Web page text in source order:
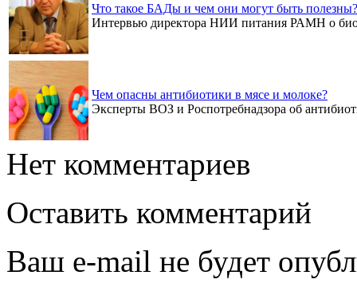
Что такое БАДы и чем они могут быть полезны?
Интервью директора НИИ питания РАМН о
Чем опасны антибиотики в мясе и молоке?
Эксперты ВОЗ и Роспотребнадзора об
Нет комментариев
Оставить комментарий
Ваш e-mail не будет